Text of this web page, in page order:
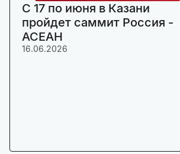
C 17 по июня в Казани
пройдет саммит Россия -
АСЕАН
16.06.2026